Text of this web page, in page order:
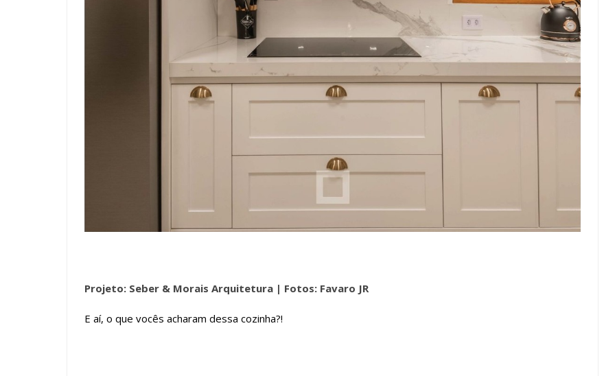
Projeto: Seber & Morais Arquitetura | Fotos: Favaro JR
E aí, o que vocês acharam dessa cozinha?!